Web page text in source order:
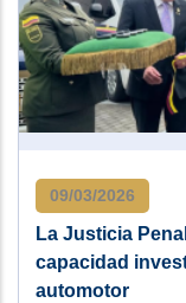
La Justicia
capacidad
automotor
09/03/2026